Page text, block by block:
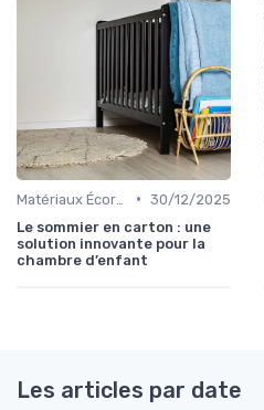
• 30/12/2025
Le sommier en carton : une
solution innovante pour la
chambre d’enfant
Les articles par date